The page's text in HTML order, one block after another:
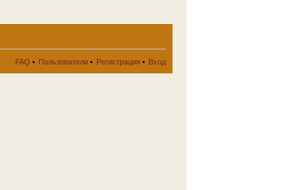
FAQ • Пользователи • Регистрация • Вход